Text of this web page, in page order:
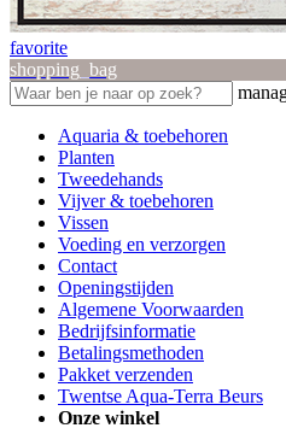
favorite
shopping_bag
Aquaria & toebehoren
Planten
Tweedehands
Vijver & toebehoren
Vissen
Voeding en verzorgen
Contact
Openingstijden
Algemene Voorwaarden
Bedrijfsinformatie
Betalingsmethoden
Pakket verzenden
Twentse Aqua-Terra Beurs
Onze winkel